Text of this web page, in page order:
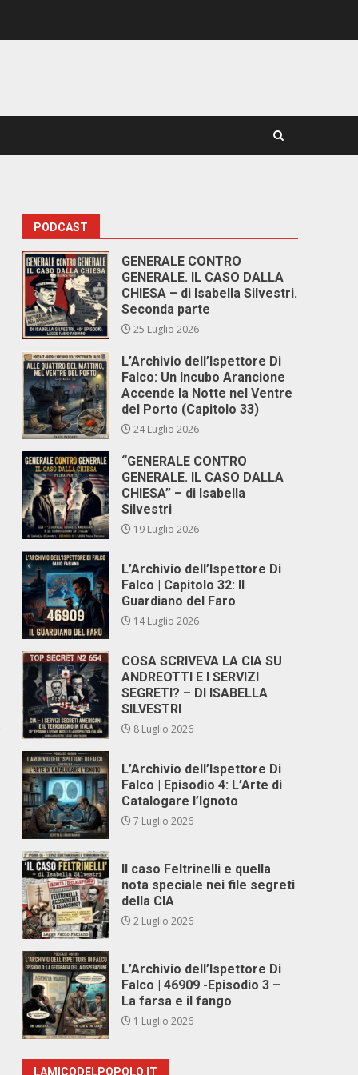
PODCAST
GENERALE CONTRO
GENERALE. IL CASO DALLA
CHIESA – di Isabella Silvestri.
Seconda parte
25 Luglio 2026
L’Archivio dell’Ispettore Di
Falco: Un Incubo Arancione
Accende la Notte nel Ventre
del Porto (Capitolo 33)
24 Luglio 2026
“GENERALE CONTRO
GENERALE. IL CASO DALLA
CHIESA” – di Isabella
Silvestri
19 Luglio 2026
L’Archivio dell’Ispettore Di
Falco | Capitolo 32: Il
Guardiano del Faro
14 Luglio 2026
COSA SCRIVEVA LA CIA SU
ANDREOTTI E I SERVIZI
SEGRETI? – DI ISABELLA
SILVESTRI
8 Luglio 2026
L’Archivio dell’Ispettore Di
Falco | Episodio 4: L’Arte di
Catalogare l’Ignoto
7 Luglio 2026
Il caso Feltrinelli e quella
nota speciale nei file segreti
della CIA
2 Luglio 2026
L’Archivio dell’Ispettore Di
Falco | 46909 -Episodio 3 –
La farsa e il fango
1 Luglio 2026
LAMICODELPOPOLO.IT